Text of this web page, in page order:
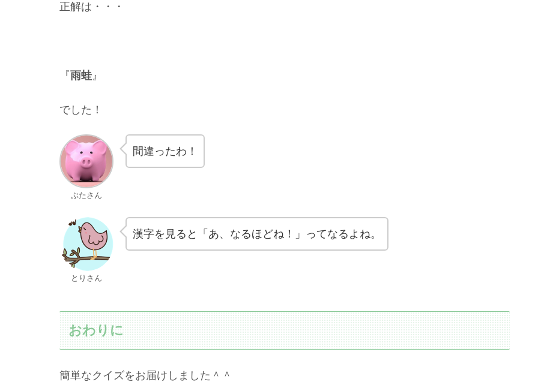
正解は・・・
『雨蛙 』
でした！
ぶたさん
間違ったわ！
とりさん
漢字を見ると「あ、なるほどね！」ってなるよね。
おわりに
簡単なクイズをお届けしました＾＾